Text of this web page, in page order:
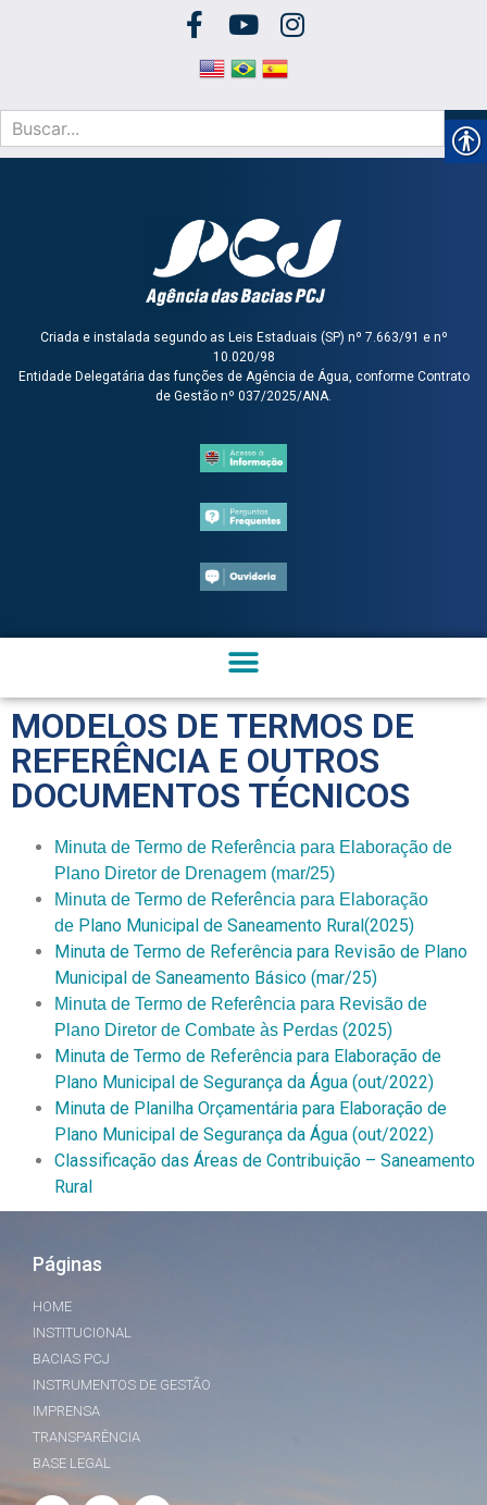
Criada e instalada segundo as Leis Estaduais (SP) nº 7.663/91 e nº
10.020/98
Entidade Delegatária das funções de Agência de Água, conforme Contrato
de Gestão nº 037/2025/ANA.
MODELOS DE TERMOS DE
REFERÊNCIA E OUTROS
DOCUMENTOS TÉCNICOS
Minuta de Termo de Referência para Elaboração de
Plano Diretor de Drenagem (mar/25)
Minuta de Termo de Referência para Elaboração
de Plano Municipal de Saneamento Rural(2025)
Minuta de Termo de Referência para Revisão de Plano
Municipal de Saneamento Básico (mar/25)
Minuta de Termo de Referência para Revisão de
Plano Diretor de Combate às Perdas (2025)
Minuta de Termo de Referência para Elaboração de
Plano Municipal de Segurança da Água (out/2022)
Minuta de Planilha Orçamentária para Elaboração de
Plano Municipal de Segurança da Água (out/2022)
Classificação das Áreas de Contribuição – Saneamento
Rural
Páginas
HOME
INSTITUCIONAL
BACIAS PCJ
INSTRUMENTOS DE GESTÃO
IMPRENSA
TRANSPARÊNCIA
BASE LEGAL